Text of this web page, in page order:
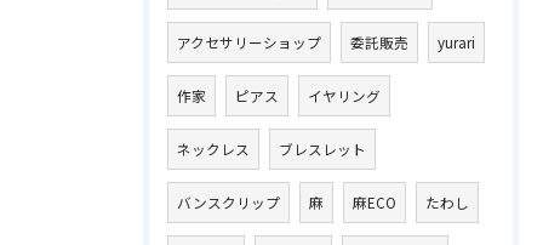
アクセサリーショップ 委託販売 yurari
作家 ピアス イヤリング
ネックレス ブレスレット
バンスクリップ 麻 麻ECO たわし